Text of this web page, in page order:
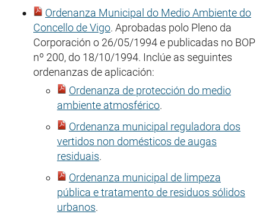
Ordenanza Municipal do Medio Ambiente do
Concello de Vigo. Aprobadas polo Pleno da
Corporación o 26/05/1994 e publicadas no BOP
nº 200, do 18/10/1994. Inclúe as seguintes
ordenanzas de aplicación:
Ordenanza de protección do medio
ambiente atmosférico.
Ordenanza municipal reguladora dos
vertidos non domésticos de augas
residuais.
Ordenanza municipal de limpeza
pública e tratamento de residuos sólidos
urbanos.